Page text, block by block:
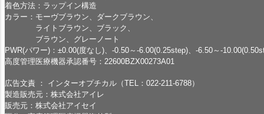
着色方法：ラップイン構造
カラー：モーヴブラウン、ダークブラウン、
ライトブラウン、ブラック、
ブラウン、グレーノート
PWR(パワー)：±0.00(度なし)、-0.50～-6.00(0.25step)、-6.50～-
高度管理医療機器承認番号：22600BZX00273A01
広告文責 ： インターオプチカル（TEL：022-211-6788）
製造販売元：株式会社アイレ
販売元：株式会社アイセイ